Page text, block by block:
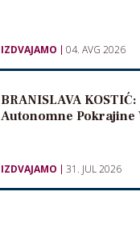
IZDVAJAMO 04. AVG 2026
BRANISLAVA
Autonomne Pokrajine
IZDVAJAMO 31. JUL 2026